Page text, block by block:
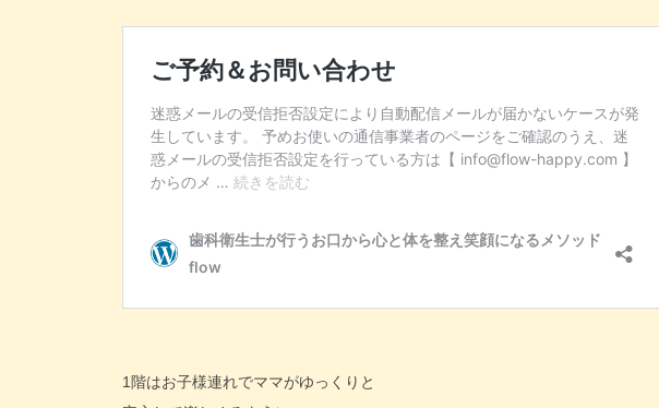
1階はお子様連れでママがゆっくりと